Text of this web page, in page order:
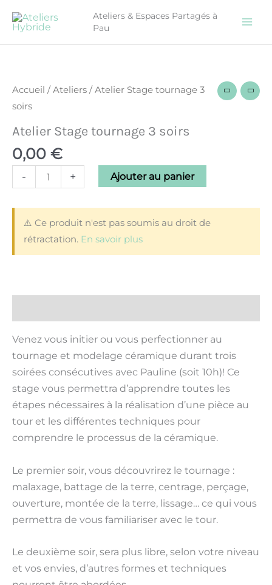
Ateliers & Espaces Partagés à
Pau
Accueil /Ateliers / Atelier Stage tournage 3
soirs
Atelier Stage tournage 3 soirs
0,00 €
-
Atelier
Stage
3
soirs
+ Ajouter au panier
⚠️ Ce produit n'est pas soumis au droit de
rétractation. En savoir plus
Venez vous initier ou vous perfectionner au
tournage et modelage céramique durant trois
soirées consécutives avec Pauline (soit 10h)! Ce
stage vous permettra d’apprendre toutes les
étapes nécessaires à la réalisation d’une pièce au
tour et les différentes techniques pour
comprendre le processus de la céramique.
Le premier soir, vous découvrirez le tournage :
malaxage, battage de la terre, centrage, perçage,
ouverture, montée de la terre, lissage… ce qui vous
permettra de vous familiariser avec le tour.
Le deuxième soir, sera plus libre, selon votre niveau
et vos envies, d’autres formes et techniques